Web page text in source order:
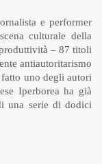
e performer
culturale della
– 87 titoli
antiautoritarismo
uno degli autori
Iperborea ha già
una serie di dodici